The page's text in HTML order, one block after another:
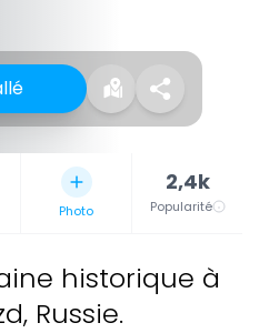
Photo
2,4k
Popularité
historique à
Russie.